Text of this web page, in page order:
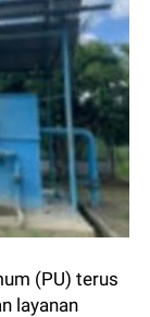
(PU) terus
layanan